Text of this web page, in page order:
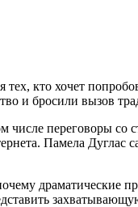
кто хочет
и бросили вызов
числе переговоры
Памела Дуглас
драматические